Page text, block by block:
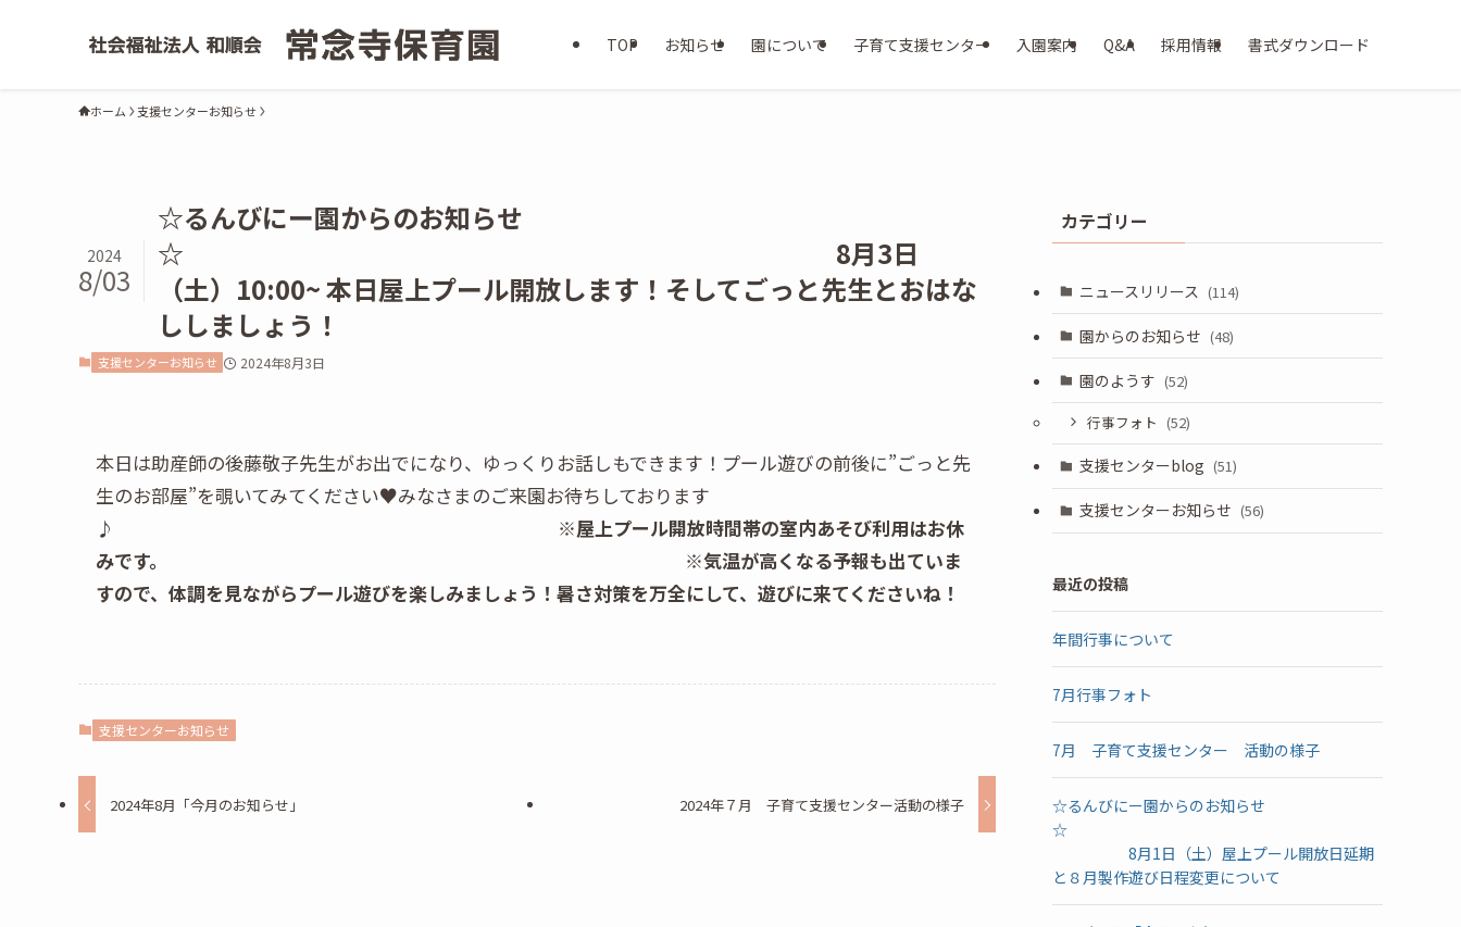
TOP お知らせ 園について 子育て支援センター 入園案内 Q&A 採用情報 書式ダウンロード
ホーム 支援センターお知らせ
☆るんびにー園からのお知らせ
☆ 8月3日
（土）10:00~ 本日屋上プール開放します！そしてごっと先生とおはな
ししましょう！
2024
8/03
支援センターお知らせ 2024年8月3日
本日は助産師の後藤敬子先生がお出でになり、ゆっくりお話しもできます！プール遊びの前後に”ごっと先
生のお部屋”を覗いてみてください♥みなさまのご来園お待ちしております
♪ ※屋上プール開放時間帯の室内あそび利用はお休
みです。
※気温が高くなる予報も出ていま
すので、体調を見ながらプール遊びを楽しみましょう！暑さ対策を万全にして、遊びに来てくださいね！
支援センターお知らせ
2024年8月「今月のお知らせ」 2024年７月 子育て支援センター活動の様子
カテゴリー
ニュースリリース (114)
園からのお知らせ (48)
園のようす (52)
行事フォト (52)
支援センターblog (51)
支援センターお知らせ (56)
最近の投稿
年間行事について
7月行事フォト
7月 子育て支援センター 活動の様子
☆るんびにー園からのお知らせ
☆
8月1日（土）屋上プール開放日延期
と８月製作遊び日程変更について